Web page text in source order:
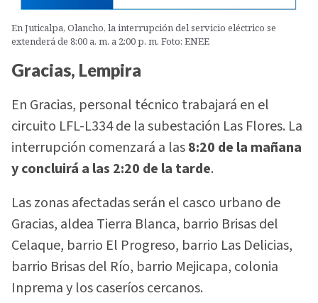
En Juticalpa, Olancho, la interrupción del servicio eléctrico se
extenderá de 8:00 a. m. a 2:00 p. m. Foto: ENEE
Gracias, Lempira
En Gracias, personal técnico trabajará en el
circuito LFL-L334 de la subestación Las Flores. La
interrupción comenzará a las8:20 de la mañana
y concluirá a las 2:20 de la tarde.
Las zonas afectadas serán el casco urbano de
Gracias, aldea Tierra Blanca, barrio Brisas del
Celaque, barrio El Progreso, barrio Las Delicias,
barrio Brisas del Río, barrio Mejicapa, colonia
Inprema y los caseríos cercanos.